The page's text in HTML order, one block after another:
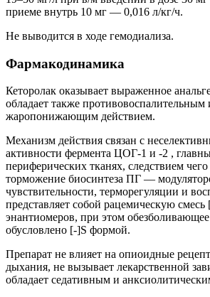
приеме внутрь 10 мг — 0,016 л/кг/ч.
Не выводится в ходе гемодиализа.
Фармакодинамика
Кеторолак оказывает выраженное
обладает также
жаропонижающим действием.
Механизм действия связан с
активности фермента ЦОГ-1 и -2 ,
периферических тканях, следствием чего
торможение биосинтеза ПГ —
чувствительности, терморегуляции и
представляет собой рацемическую
энантиомеров, при этом
обусловлено [-]S формой.
Препарат не влияет на опиоидные
дыхания, не вызывает лекарственной
обладает седативным и